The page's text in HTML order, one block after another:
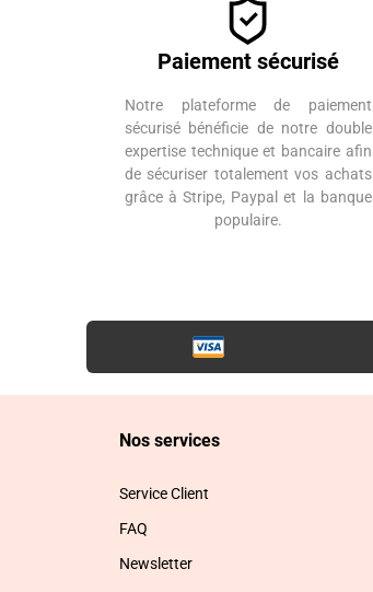
Paiement sécurisé
Notre plateforme de paiement
sécurisé bénéficie de notre double
expertise technique et bancaire afin
de sécuriser totalement vos achats
grâce à Stripe, Paypal et la banque
populaire.
Nos services
Service Client
FAQ
Newsletter